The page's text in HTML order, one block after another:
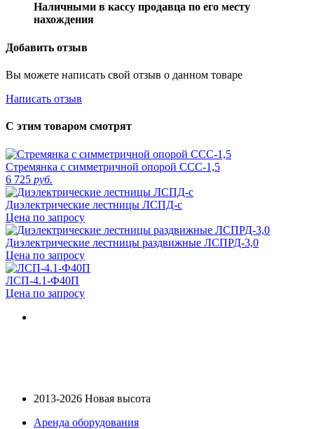
Наличными в кассу продавца по его месту
нахождения
Добавить отзыв
Вы можете написать свой отзыв о данном товаре
Написать отзыв
С этим товаром смотрят
Стремянка с симметричной опорой ССС-1,5
6 725 руб.
Диэлектрические лестницы ЛСПД-с
Цена по запросу
Диэлектрические лестницы раздвижные ЛСПРД-3,0
Цена по запросу
ЛСП-4.1-Ф40П
Цена по запросу
2013-2026 Новая высота
Аренда оборудования